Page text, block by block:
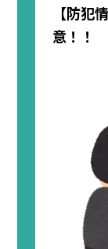
【防犯
意！！